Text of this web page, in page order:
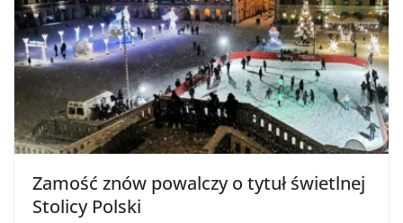
Zamość znów powalczy o tytuł świetlnej
Stolicy Polski